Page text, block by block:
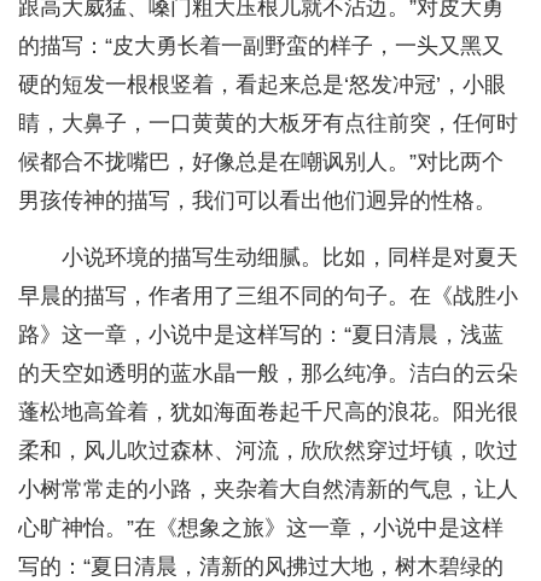
跟高大威猛、嗓门粗大压根儿就不沾边。”对皮大勇
的描写：“皮大勇长着一副野蛮的样子，一头又黑又
硬的短发一根根竖着，看起来总是‘怒发冲冠’，小眼
睛，大鼻子，一口黄黄的大板牙有点往前突，任何时
候都合不拢嘴巴，好像总是在嘲讽别人。”对比两个
男孩传神的描写，我们可以看出他们迥异的性格。
小说环境的描写生动细腻。比如，同样是对夏天
早晨的描写，作者用了三组不同的句子。在《战胜小
路》这一章，小说中是这样写的：“夏日清晨，浅蓝
的天空如透明的蓝水晶一般，那么纯净。洁白的云朵
蓬松地高耸着，犹如海面卷起千尺高的浪花。阳光很
柔和，风儿吹过森林、河流，欣欣然穿过圩镇，吹过
小树常常走的小路，夹杂着大自然清新的气息，让人
心旷神怡。”在《想象之旅》这一章，小说中是这样
写的：“夏日清晨，清新的风拂过大地，树木碧绿的